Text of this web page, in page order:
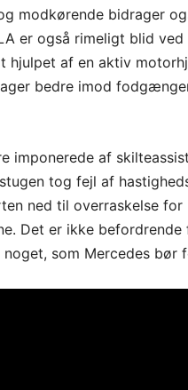
modkørende bidrager
er også rimeligt blid
hjulpet af en aktiv
bedre imod
imponerede af
tog fejl af
ned til overraskelse for
Det er ikke befordrende
noget, som Mercedes bør